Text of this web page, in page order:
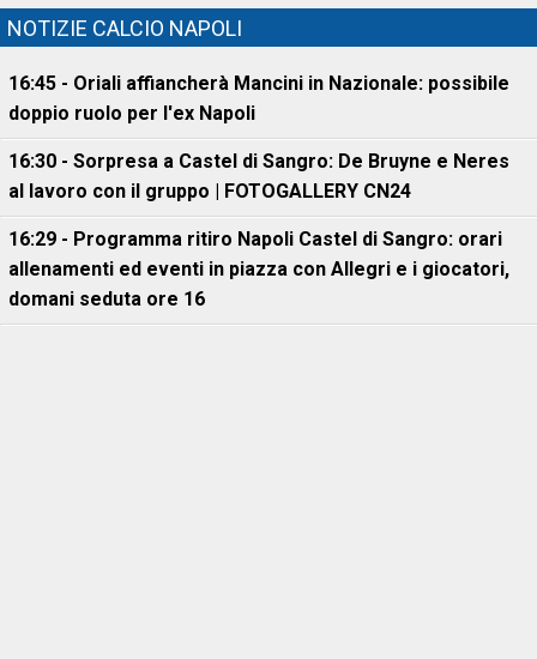
NOTIZIE CALCIO NAPOLI
16:45 - Oriali affiancherà Mancini in Nazionale: possibile
doppio ruolo per l'ex Napoli
16:30 - Sorpresa a Castel di Sangro: De Bruyne e Neres
al lavoro con il gruppo | FOTOGALLERY CN24
16:29 - Programma ritiro Napoli Castel di Sangro: orari
allenamenti ed eventi in piazza con Allegri e i giocatori,
domani seduta ore 16